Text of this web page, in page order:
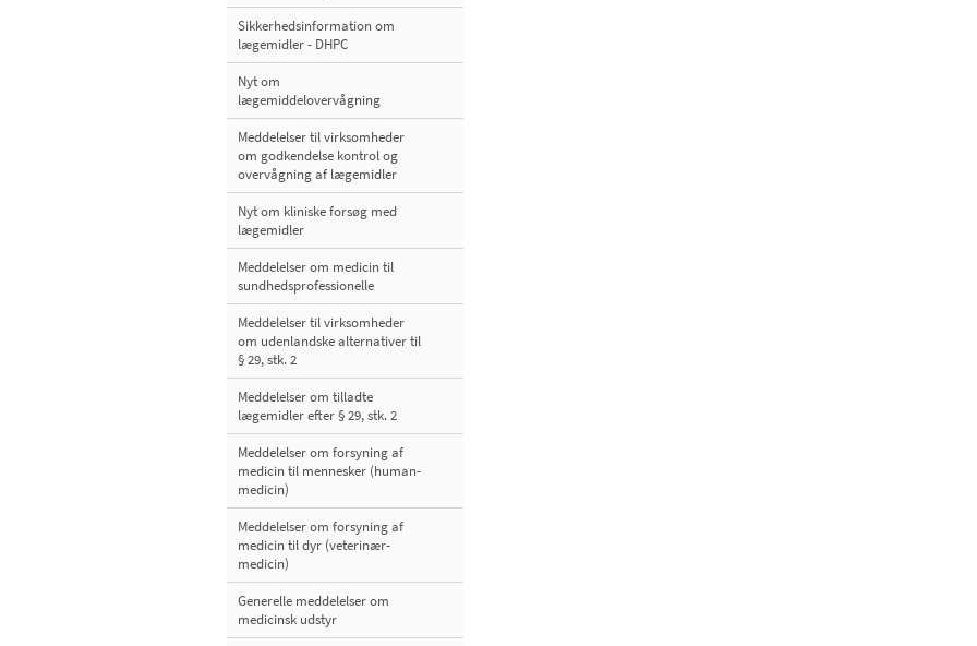
Sikkerhedsinformation om
lægemidler - DHPC
Nyt om
lægemiddelovervågning
Meddelelser til virksomheder
om godkendelse kontrol og
overvågning af lægemidler
Nyt om kliniske forsøg med
lægemidler
Meddelelser om medicin til
sundhedsprofessionelle
Meddelelser til virksomheder
om udenlandske alternativer til
§ 29, stk. 2
Meddelelser om tilladte
lægemidler efter § 29, stk. 2
Meddelelser om forsyning af
medicin til mennesker (human-
medicin)
Meddelelser om forsyning af
medicin til dyr (veterinær-
medicin)
Generelle meddelelser om
medicinsk udstyr